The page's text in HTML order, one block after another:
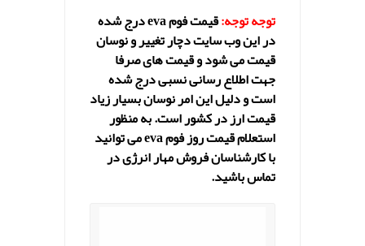
توجه توجه:
قیمت فوم eva درج شده
در این وب سایت دچار تغییر و نوسان
قیمت می شود و قیمت های صرفا
جهت اطلاع رسانی نسبی درج شده
است و دلیل این امر نوسان بسیار زیاد
قیمت ارز در کشور است. به منظور
استعلام قیمت روز فوم eva می توانید
با کارشناسان فروش مهار انرژی در
تماس باشید.